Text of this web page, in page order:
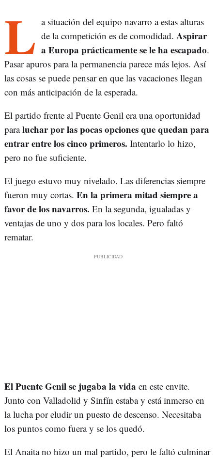
L a situación del equipo navarro a estas alturas
de la competición es de comodidad. Aspirar
a Europa prácticamente se le ha escapado.
Pasar apuros para la permanencia parece más lejos. Así
las cosas se puede pensar en que las vacaciones llegan
con más anticipación de la esperada.
El partido frente al Puente Genil era una oportunidad
paraluchar por las pocas opciones que quedan para
entrar entre los cinco primeros. Intentarlo lo hizo,
pero no fue suficiente.
El juego estuvo muy nivelado. Las diferencias siempre
fueron muy cortas. En la primera mitad siempre a
favor de los navarros. En la segunda, igualadas y
ventajas de uno y dos para los locales. Pero faltó
rematar.
El Puente Genil se jugaba la vida en este envite.
Junto con Valladolid y Sinfín estaba y está inmerso en
la lucha por eludir un puesto de descenso. Necesitaba
los puntos como fuera y se los quedó.
El Anaita no hizo un mal partido, pero le faltó culminar